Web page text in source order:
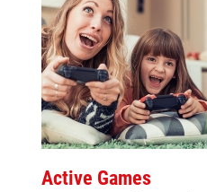
Active Games